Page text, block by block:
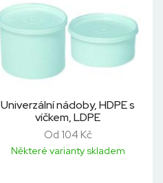
Univerzální nádoby, HDPE s
víčkem, LDPE
Od 104 Kč
Některé varianty skladem